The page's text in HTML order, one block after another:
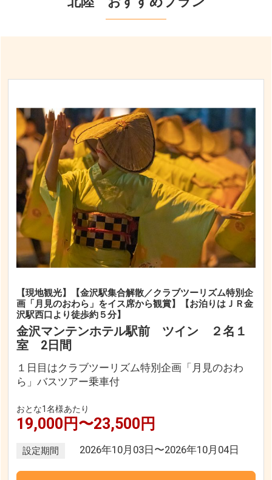
【現地観光】【金沢駅集合解散／クラブツーリズム特別企
画「月見のおわら」をイス席から観賞】【お泊りはＪＲ金
沢駅西口より徒歩約５分】
金沢マンテンホテル駅前 ツイン ２名１
室 2日間
１日目はクラブツーリズム特別企画「月見のおわ
ら」バスツアー乗車付
おとな1名様あたり
19,000円〜23,500円
設定期間 2026年10月03日〜2026年10月04日